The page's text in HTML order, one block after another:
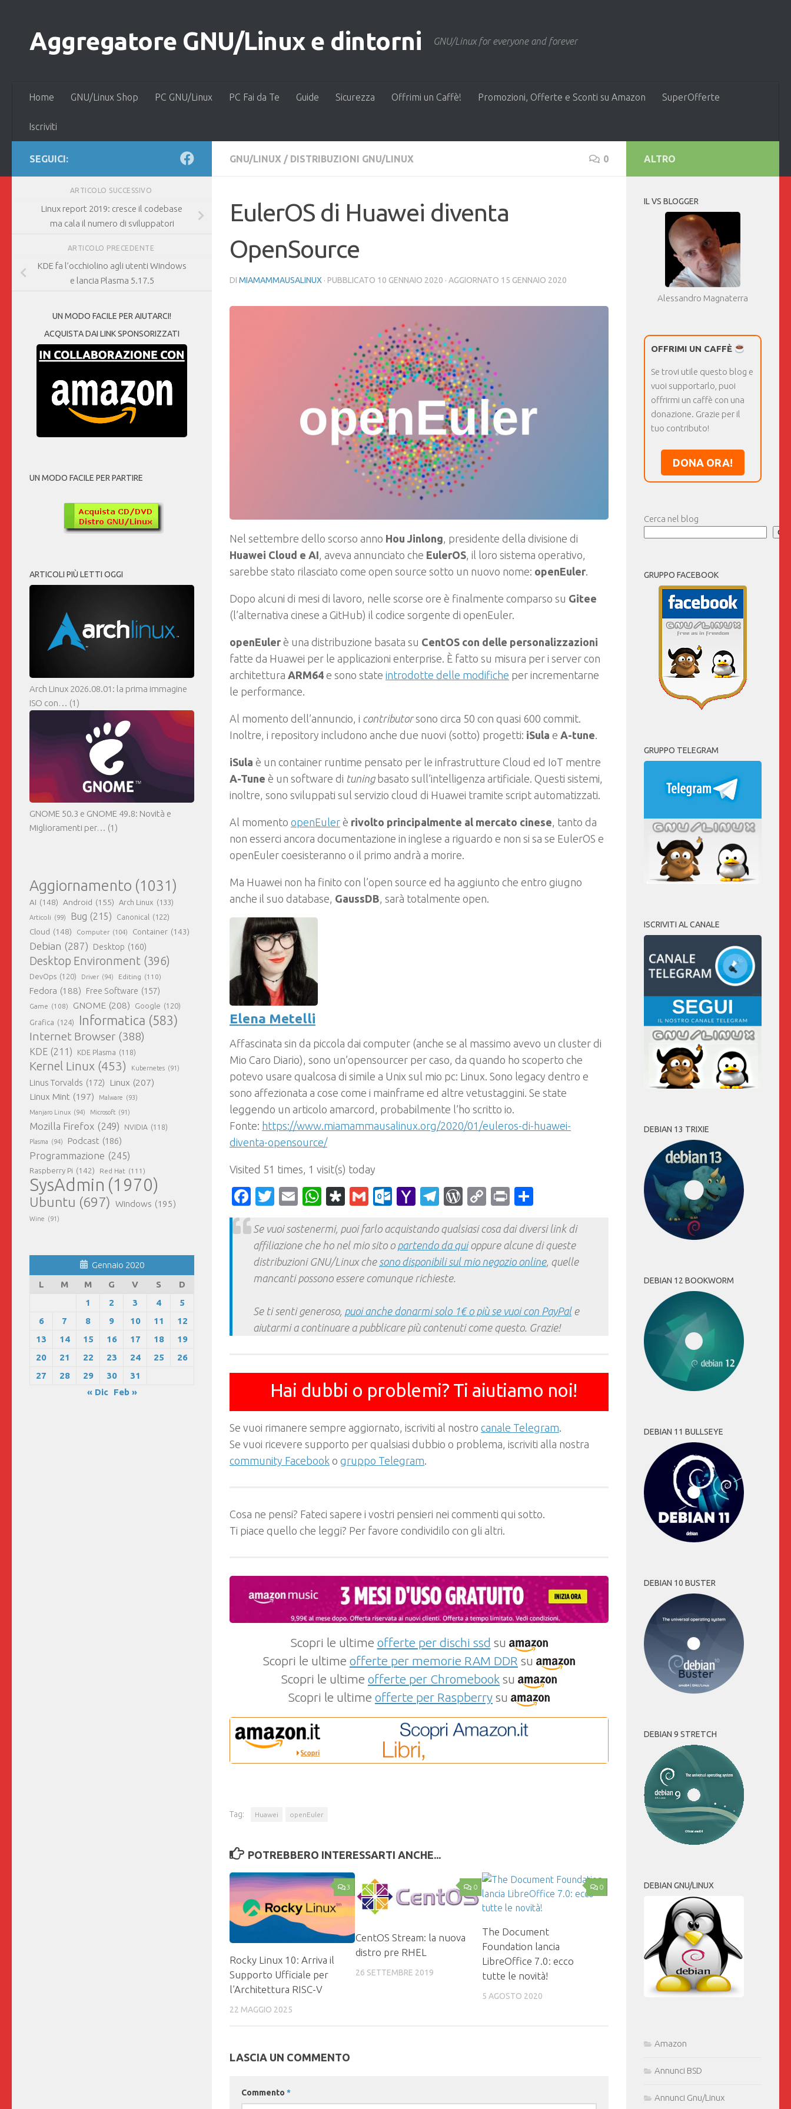
Aggregatore GNU/Linux e dintorni GNU/Linux for everyone and forever
Home GNU/Linux Shop PC GNU/Linux PC Fai da Te Guide Sicurezza Offrimi un Caffè! Promozioni, Offerte e Sconti su Amazon SuperOfferte
Iscriviti
GNU/LINUX / DISTRIBUZIONI GNU/LINUX 0
EulerOS di Huawei diventa
OpenSource
DI MIAMAMMAUSALINUX · PUBBLICATO 10 GENNAIO 2020 · AGGIORNATO 15 GENNAIO 2020
Nel settembre dello scorso anno Hou Jinlong , presidente della divisione di
Huawei Cloud e AI , aveva annunciato che EulerOS , il loro sistema operativo,
sarebbe stato rilasciato come open source sotto un nuovo nome: openEuler
Dopo alcuni di mesi di lavoro, nelle scorse ore è finalmente comparso su Gitee
(l’alternativa cinese a GitHub) il codice sorgente di openEuler.
openEuler è una distribuzione basata su CentOS con delle personalizzazioni
fatte da Huawei per le applicazioni enterprise. È fatto su misura per i server con
architettura ARM64 e sono state introdotte delle modifiche per incrementarne
le performance.
Al momento dell’annuncio, i contributorsono circa 50 con quasi 600 commit.
Inoltre, i repository includono anche due nuovi (sotto) progetti: iSula e A-tune
iSula è un container runtime pensato per le infrastrutture Cloud ed IoT mentre
A-Tune è un software di tuningbasato sull’intelligenza artificiale. Questi sistemi,
inoltre, sono sviluppati sul servizio cloud di Huawei tramite script automatizzati.
Al momento openEuler è rivolto principalmente al mercato cinese , tanto da
non esserci ancora documentazione in inglese a riguardo e non si sa se EulerOS e
openEuler coesisteranno o il primo andrà a morire.
Ma Huawei non ha finito con l’open source ed ha aggiunto che entro giugno
anche il suo database, GaussDB , sarà totalmente open.
Elena Metelli
Affascinata sin da piccola dai computer (anche se al massimo avevo un cluster di
Mio Caro Diario), sono un’opensourcer per caso, da quando ho scoperto che
potevo usare qualcosa di simile a Unix sul mio pc: Linux. Sono legacy dentro e
sono affezionata a cose come i mainframe ed altre vetustaggini. Se state
leggendo un articolo amarcord, probabilmente l’ho scritto io.
Fonte: https://www.miamammausalinux.org/2020/01/euleros-di-huawei-
diventa-opensource/
Visited 51 times, 1 visit(s) today
Facebook
Twitter
EmailWhatsApp
Diaspora
GmailOutlook.com
YahooTelegram
WordPress
CopyPrint
Se vuoi sostenermi, puoi farlo acquistando qualsiasi cosa dai diversi link di
affiliazione che ho nel mio sito o partendo da quioppure alcune di queste
distribuzioni GNU/Linux che sono disponibili sul mio negozio online, quelle
mancanti possono essere comunque richieste.
Se ti senti generoso, puoi anche donarmi solo 1€ o più se vuoi con PayPale
aiutarmi a continuare a pubblicare più contenuti come questo. Grazie!
Hai dubbi o problemi? Ti aiutiamo noi!
Se vuoi rimanere sempre aggiornato, iscriviti al nostro canale Telegram.
Se vuoi ricevere supporto per qualsiasi dubbio o problema, iscriviti alla nostra
community Facebook o gruppo Telegram.
Cosa ne pensi? Fateci sapere i vostri pensieri nei commenti qui sotto.
Ti piace quello che leggi? Per favore condividilo con gli altri.
Scopri le ultime offerte per dischi ssd su
Scopri le ultime offerte per memorie RAM DDR su
Scopri le ultime offerte per Chromebook su
Scopri le ultime offerte per Raspberry su
Tag: Huawei openEuler
POTREBBERO INTERESSARTI ANCHE...
3
Rocky Linux 10: Arriva il
Supporto Ufficiale per
l’Architettura RISC-V
22 MAGGIO 2025
0
CentOS Stream: la nuova
distro pre RHEL
26 SETTEMBRE 2019
0
The Document
Foundation lancia
LibreOffice 7.0: ecco
tutte le novità!
5 AGOSTO 2020
LASCIA UN COMMENTO
Commento *
SEGUICI:
ARTICOLO SUCCESSIVO
Linux report 2019: cresce il codebase
ma cala il numero di sviluppatori
ARTICOLO PRECEDENTE
KDE fa l’occhiolino agli utenti Windows
e lancia Plasma 5.17.5
UN MODO FACILE PER AIUTARCI!
ACQUISTA DAI LINK SPONSORIZZATI
UN MODO FACILE PER PARTIRE
ARTICOLI PIÙ LETTI OGGI
Arch Linux 2026.08.01: la prima immagine
ISO con… (1)
GNOME 50.3 e GNOME 49.8: Novità e
Miglioramenti per… (1)
Aggiornamento (1031)
AI (148) Android (155) Arch Linux (133)
Articoli (99) Bug (215) Canonical (122)
Cloud (148) Computer (104) Container (143)
Debian (287) Desktop (160)
Desktop Environment (396)
DevOps (120) Driver (94) Editing (110)
Fedora (188) Free Software (157)
Game (108) GNOME (208) Google (120)
Grafica (124) Informatica (583)
Internet Browser (388)
KDE (211) KDE Plasma (118)
Kernel Linux (453) Kubernetes (91)
Linus Torvalds (172) Linux (207)
Linux Mint (197) Malware (93)
Manjaro Linux (94) Microsoft (91)
Mozilla Firefox (249) NVIDIA (118)
Plasma (94) Podcast (186)
Programmazione (245)
Raspberry Pi (142) Red Hat (111)
SysAdmin (1970)
Ubuntu (697) Windows (195)
Wine (91)
Gennaio 2020
L
M M G V S
D
1
2 3 4
5
6
7 8 9 10 11
12
13
14 15 16 17 18
19
20
21 22 23 24 25
26
27
28 29 30
31
« Dic
Feb »
ALTRO
IL VS BLOGGER
Alessandro Magnaterra
OFFRIMI UN CAFFÈ
Se trovi utile questo blog e
vuoi supportarlo, puoi
offrirmi un caffè con una
donazione. Grazie per il
tuo contributo!
DONA ORA!
Cerca nel blog
GRUPPO FACEBOOK
GRUPPO TELEGRAM
ISCRIVITI AL CANALE
DEBIAN 13 TRIXIE
DEBIAN 12 BOOKWORM
DEBIAN 11 BULLSEYE
DEBIAN 10 BUSTER
DEBIAN 9 STRETCH
DEBIAN GNU/LINUX
Amazon
Annunci BSD
Annunci Gnu/Linux